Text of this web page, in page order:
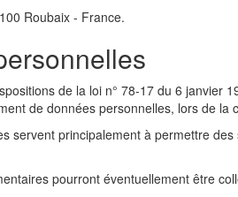
Roubaix - France.
de la loi n° 78-17 du 6 janvier
de données personnelles, lors de la
servent principalement à permettre
pourront éventuellement être